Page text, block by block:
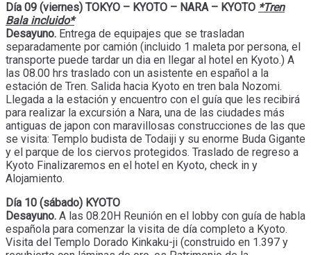
Día 09 (viernes) TOKYO – KYOTO – NARA – KYOTO *Tren
Bala incluido*
Desayuno. Entrega de equipajes que se trasladan
separadamente por camión (incluido 1 maleta por persona, el
transporte puede tardar un dia en llegar al hotel en Kyoto.) A
las 08.00 hrs traslado con un asistente en español a la
estación de Tren. Salida hacia Kyoto en tren bala Nozomi.
Llegada a la estación y encuentro con el guía que les recibirá
para realizar la excursión a Nara, una de las ciudades más
antiguas de japon con maravillosas construcciones de las que
se visita: Templo budista de Todaiji y su enorme Buda Gigante
y el parque de los ciervos protegidos. Traslado de regreso a
Kyoto Finalizaremos en el hotel en Kyoto, check in y
Alojamiento.
Día 10 (sábado) KYOTO
Desayuno. A las 08.20H Reunión en el lobby con guía de habla
española para comenzar la visita de día completo a Kyoto.
Visita del Templo Dorado Kinkaku-ji (construido en 1.397 y